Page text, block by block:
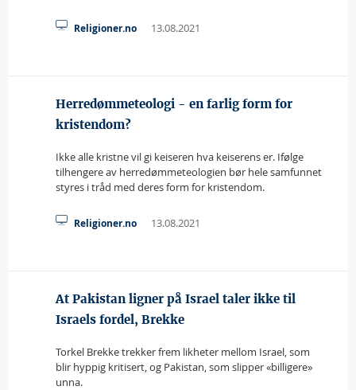
Religioner.no 13.08.2021
Herredømmeteologi - en farlig form for
kristendom?
Ikke alle kristne vil gi keiseren hva keiserens er. Ifølge
tilhengere av herredømmeteologien bør hele samfunnet
styres i tråd med deres form for kristendom.
Religioner.no 13.08.2021
At Pakistan ligner på Israel taler ikke til
Israels fordel, Brekke
Torkel Brekke trekker frem likheter mellom Israel, som
blir hyppig kritisert, og Pakistan, som slipper «billigere»
unna.